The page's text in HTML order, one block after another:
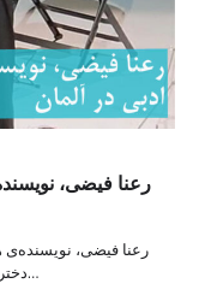
رعنا فیضی،
رعنا فیضی، نویسنده‌ی
دختر هزاره‌تبار که اخیراً در یکی از معتبرترین مسابقات…